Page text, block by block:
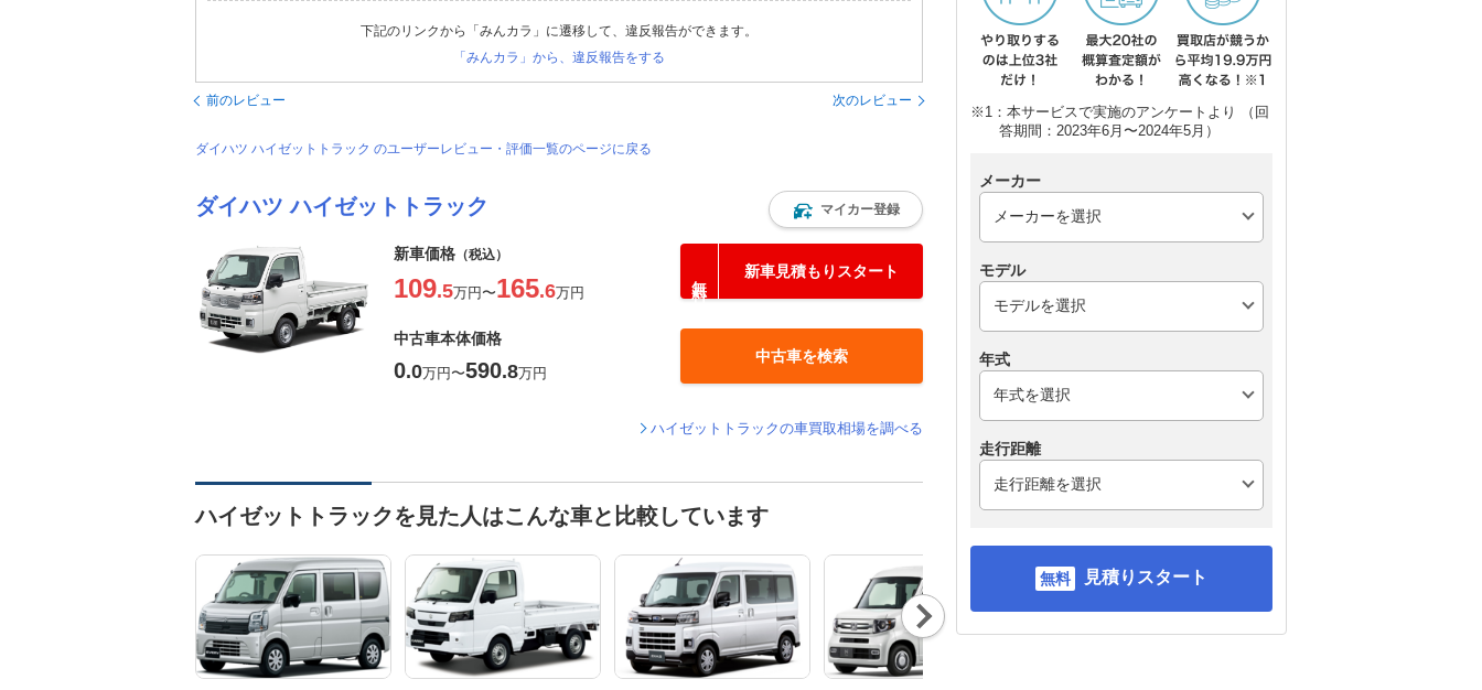
下記のリンクから「みんカラ」に遷移して、違反報告ができます。
「みんカラ」から、違反報告をする
前のレビュー 次のレビュー
ダイハツ ハイゼットトラック のユーザーレビュー・評価一覧のページに戻る
ダイハツ ハイゼットトラック マイカー登録
新車価格 （税込）
109.5万円〜165.6万円
新車見積もりスタート
中古車本体価格
0.0万円〜590.8万円
中古車を検索
ハイゼットトラックの車買取相場を調べる
ハイゼットトラックを見た人はこんな車と比較しています
Nex
t
※1：本サービスで実施のアンケートより （回
答期間：2023年6月〜2024年5月）
メーカー
モデル
年式
走行距離
見積りスタート